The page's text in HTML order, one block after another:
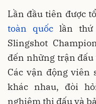
Lần đầu tiên được
toàn quốclần thứ
Slingshot
đến những trận đấu
Các vận động
khác nhau, đòi
nghiệm thi đấu và